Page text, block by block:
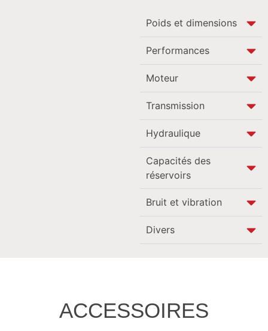
Poids et dimensions
Performances
Moteur
Transmission
Hydraulique
Capacités des
réservoirs
Bruit et vibration
Divers
ACCESSOIRES